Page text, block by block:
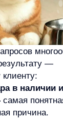
распознавать
пользователь
использует
латиницу
запрос
чехол» —
запросы.
или